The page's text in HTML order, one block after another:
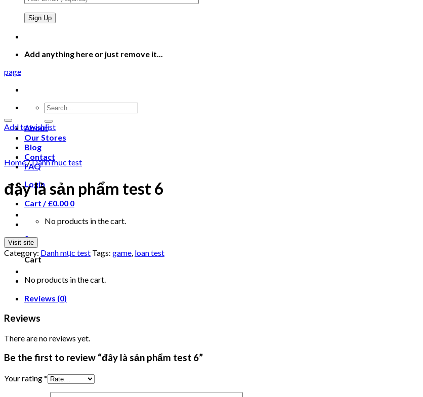
Add anything here or just remove it...
page
Search
for:
About
Our Stores
Blog
Contact
FAQ
Login
Cart /£0.00 0
No products in the cart.
0
Cart
No products in the cart.
Add to wishlist
Home/Danh mục test
đây là sản phẩm test 6
Visit site
Category: Danh mục test Tags: game, loan test
Reviews (0)
Reviews
There are no reviews yet.
Be the first to review “đây là sản phẩm test 6”
Your rating*